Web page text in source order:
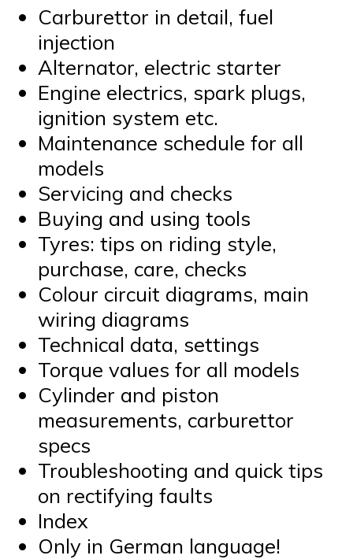
Carburettor in detail, fuel
injection
Alternator, electric starter
Engine electrics, spark plugs,
ignition system etc.
Maintenance schedule for all
models
Servicing and checks
Buying and using tools
Tyres: tips on riding style,
purchase, care, checks
Colour circuit diagrams, main
wiring diagrams
Technical data, settings
Torque values for all models
Cylinder and piston
measurements, carburettor
specs
Troubleshooting and quick tips
on rectifying faults
Index
Only in German language!